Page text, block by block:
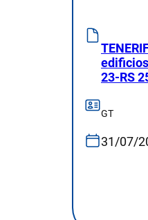
23-RS
GT
31/07/